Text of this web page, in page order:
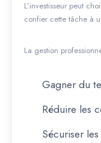
L’investisseur peut
confier cette tâche à
La gestion
Gagner du
Réduire les
Sécuriser